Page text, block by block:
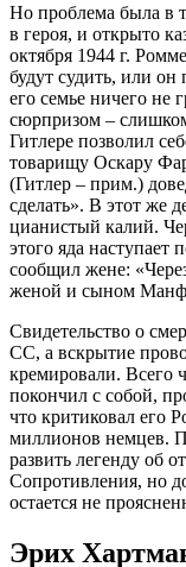
Но проблема была в
в героя, и открыто
октября 1944 г.
будут судить, или он
его семье ничего не
сюрпризом –
Гитлере позволил
товарищу Оскару
(Гитлер – прим.)
сделать». В этот же
цианистый калий.
этого яда
сообщил жене:
женой и сыном
Свидетельство о
СС, а вскрытие
кремировали. Всего
покончил с собой,
что критиковал его
миллионов немцев.
развить легенду об
Сопротивления, но
остается не
Эрих